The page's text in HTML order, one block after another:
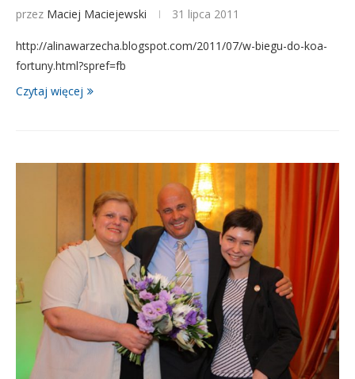
przez Maciej Maciejewski 31 lipca 2011
http://alinawarzecha.blogspot.com/2011/07/w-biegu-do-koa-
fortuny.html?spref=fb
Czytaj więcej